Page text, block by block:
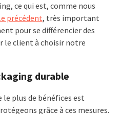
ce qui est, comme nous
précédent, très important
pour se différencier des
le client à choisir notre
durable
plus de bénéfices est
grâce à ces mesures.